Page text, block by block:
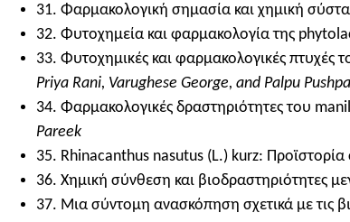
31. Φαρμακολογική σημασία και χημική
32. Φυτοχημεία και φαρμακολογία της
33. Φυτοχημικές και φαρμακολογικές πτυχές
Priya Rani, Varughese George, and Palpu
34. Φαρμακολογικές δραστηριότητες του
Pareek
35. Rhinacanthus nasutus (L.) kurz:
36. Χημική σύνθεση και βιοδραστηριότητες
37. Μια σύντομη ανασκόπηση σχετικά με τις